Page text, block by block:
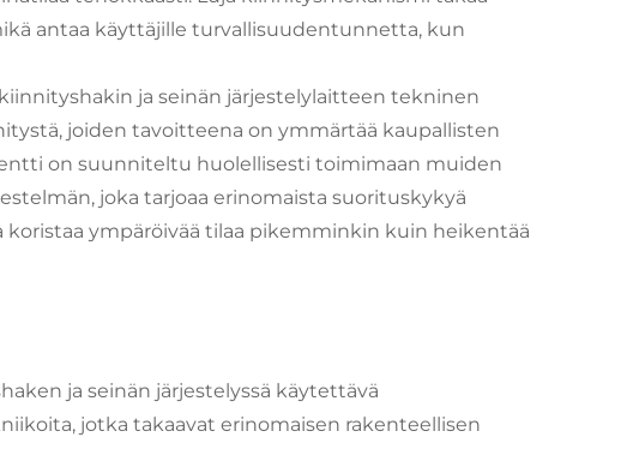
antaa käyttäjille turvallisuudentunnetta, kun
ja seinän järjestelylaitteen tekninen
joiden tavoitteena on ymmärtää kaupallisten
on suunniteltu huolellisesti toimimaan muiden
joka tarjoaa erinomaista suorituskykyä
ympäröivää tilaa pikemminkin kuin heikentää
ja seinän järjestelyssä käytettävä
jotka takaavat erinomaisen rakenteellisen